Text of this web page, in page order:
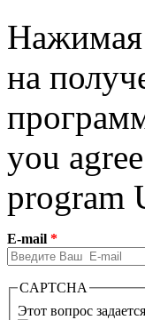
Нажимая
на
you
program
E-mail *
CAPTCHA
Этот вопрос